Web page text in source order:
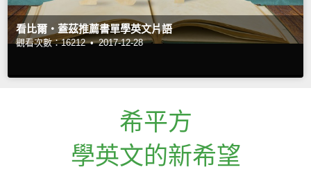
看比爾‧蓋茲推薦書單學英文片語
觀看次數：16212 • 2017-12-28
希平方
學英文的新希望